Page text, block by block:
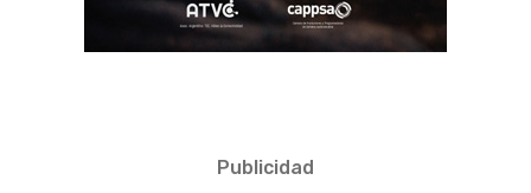
Publicidad